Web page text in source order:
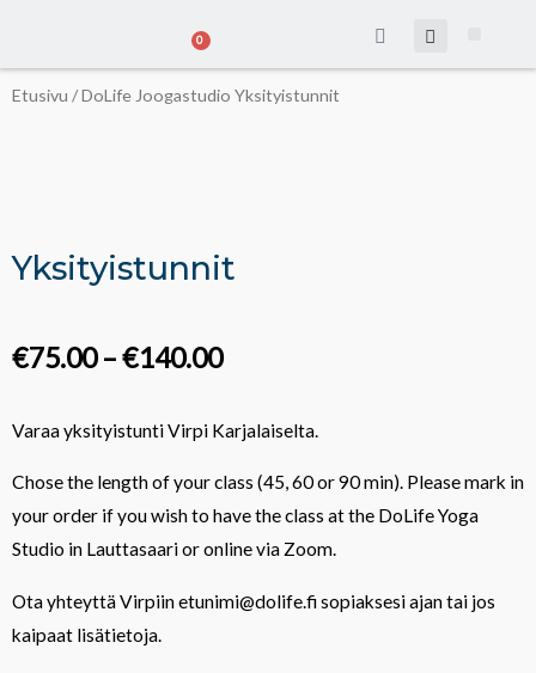
0
CART
Etusivu /DoLife Joogastudio Yksityistunnit
Yksityistunnit
€75.00–€140.00
Varaa yksityistunti Virpi Karjalaiselta.
Chose the length of your class (45, 60 or 90 min). Please mark in
your order if you wish to have the class at the DoLife Yoga
Studio in Lauttasaari or online via Zoom.
Ota yhteyttä Virpiin etunimi@dolife.fi sopiaksesi ajan tai jos
kaipaat lisätietoja.